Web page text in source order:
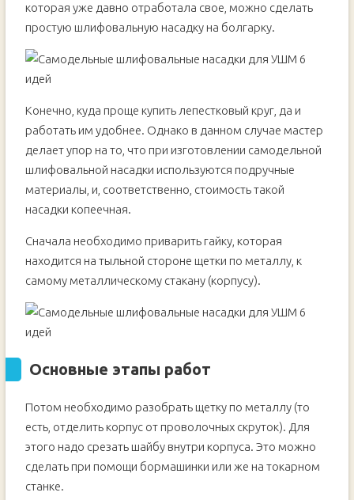
которая уже давно отработала свое, можно сделать
простую шлифовальную насадку на болгарку.
Конечно, куда проще купить лепестковый круг, да и
работать им удобнее. Однако в данном случае мастер
делает упор на то, что при изготовлении самодельной
шлифовальной насадки используются подручные
материалы, и, соответственно, стоимость такой
насадки копеечная.
Сначала необходимо приварить гайку, которая
находится на тыльной стороне щетки по металлу, к
самому металлическому стакану (корпусу).
Основные этапы работ
Потом необходимо разобрать щетку по металлу (то
есть, отделить корпус от проволочных скруток). Для
этого надо срезать шайбу внутри корпуса. Это можно
сделать при помощи бормашинки или же на токарном
станке.